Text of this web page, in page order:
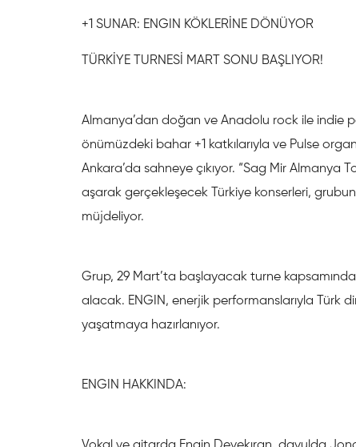
+1 SUNAR: ENGIN KÖKLERİNE DÖNÜYOR
TÜRKİYE TURNESİ MART SONU BAŞLIYOR!
Almanya’dan doğan ve Anadolu rock ile indie
önümüzdeki bahar +1 katkılarıyla ve Pulse
Ankara’da sahneye çıkıyor. “Sag Mir Almanya
aşarak gerçekleşecek Türkiye konserleri,
müjdeliyor.
Grup, 29 Mart’ta başlayacak turne
alacak. ENGIN, enerjik performanslarıyla Türk
yaşatmaya hazırlanıyor.
ENGIN HAKKINDA: